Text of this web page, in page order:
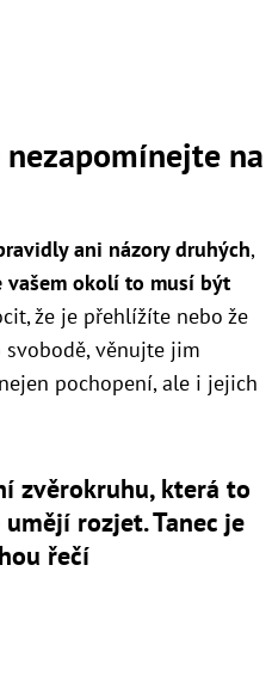
na
ani názory druhých,
vašem okolí to musí být
že je přehlížíte nebo že
věnujte jim
pochopení, ale i jejich
zvěrokruhu, která to
rozjet. Tanec je
řečí